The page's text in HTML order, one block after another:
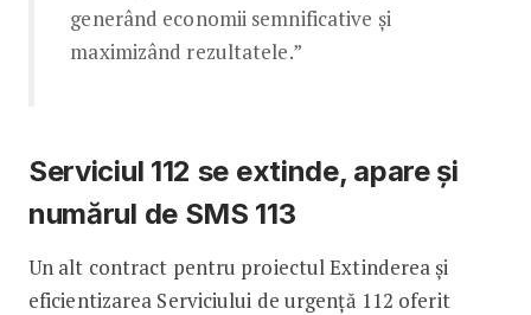
generând economii semnificative și
maximizând rezultatele.”
Serviciul 112 se extinde, apare și
numărul de SMS 113
Un alt contract pentru proiectul Extinderea și
eficientizarea Serviciului de urgență 112 oferit